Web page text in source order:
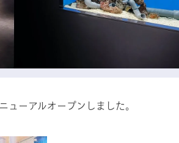
ーアルオープンしました。